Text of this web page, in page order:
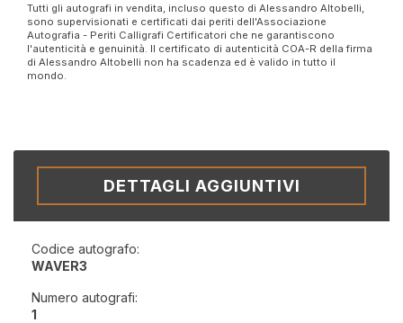
Tutti gli autografi in vendita, incluso questo di Alessandro Altobelli,
sono supervisionati e certificati dai periti dell'Associazione
Autografia - Periti Calligrafi Certificatori che ne garantiscono
l'autenticità e genuinità. Il certificato di autenticità COA-R della firma
di Alessandro Altobelli non ha scadenza ed è valido in tutto il
mondo.
DETTAGLI AGGIUNTIVI
Codice autografo:
WAVER3
Numero autografi:
1